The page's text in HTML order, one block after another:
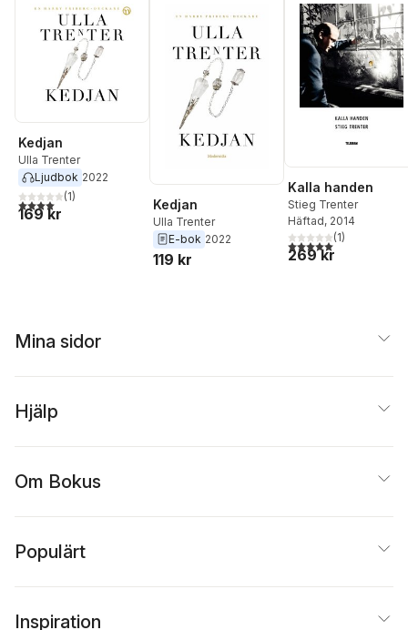
Kedjan
Ulla Trenter
Ljudbok 2022
4,0utav 5 stjärnor. Totalt antal röster:
(1)
169 kr
Kedjan
Ulla Trenter
E-bok 2022
119 kr
Kalla handen
Stieg Trenter
Häftad, 2014
5,0utav 5 stjärnor.
(1)
269 kr
Mina sidor
Hjälp
Om Bokus
Populärt
Inspiration